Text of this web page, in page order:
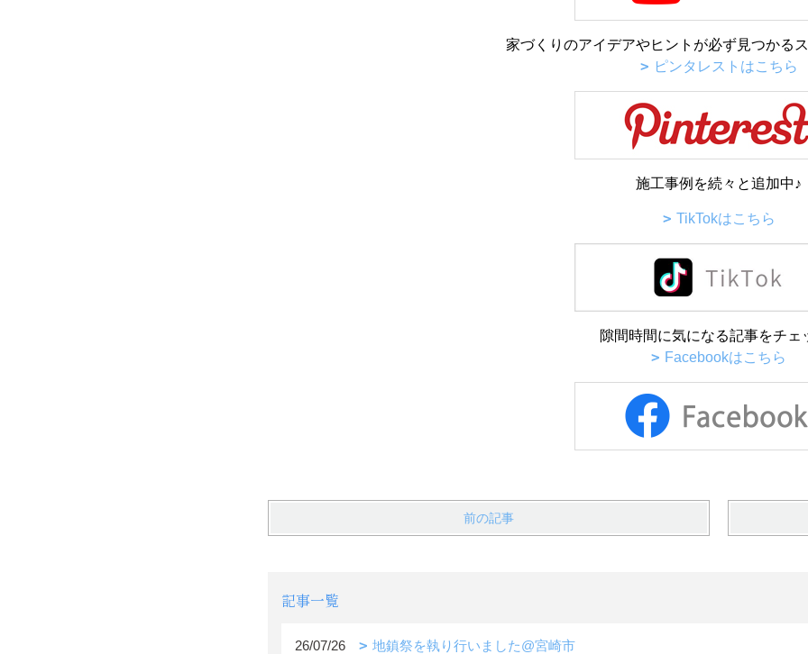
家づくりのアイデアやヒントが必ず見つかる
ピンタレストはこちら
施工事例を続々と追加中♪
TikTokはこちら
隙間時間に気になる記事をチェ
Facebookはこちら
前の記事
記事一覧
26/07/26 地鎮祭を執り行いました@宮崎市